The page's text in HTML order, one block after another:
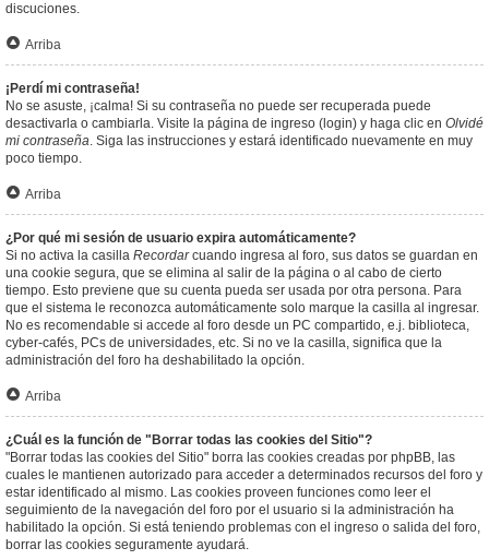
discuciones.
Arriba
¡Perdí mi contraseña!
No se asuste, ¡calma! Si su contraseña no puede ser recuperada puede
desactivarla o cambiarla. Visite la página de ingreso (login) y haga clic en Olvidé
mi contraseña. Siga las instrucciones y estará identificado nuevamente en muy
poco tiempo.
Arriba
¿Por qué mi sesión de usuario expira automáticamente?
Si no activa la casilla Recordarcuando ingresa al foro, sus datos se guardan en
una cookie segura, que se elimina al salir de la página o al cabo de cierto
tiempo. Esto previene que su cuenta pueda ser usada por otra persona. Para
que el sistema le reconozca automáticamente solo marque la casilla al ingresar.
No es recomendable si accede al foro desde un PC compartido, e.j. biblioteca,
cyber-cafés, PCs de universidades, etc. Si no ve la casilla, significa que la
administración del foro ha deshabilitado la opción.
Arriba
¿Cuál es la función de "Borrar todas las cookies del Sitio"?
"Borrar todas las cookies del Sitio" borra las cookies creadas por phpBB, las
cuales le mantienen autorizado para acceder a determinados recursos del foro y
estar identificado al mismo. Las cookies proveen funciones como leer el
seguimiento de la navegación del foro por el usuario si la administración ha
habilitado la opción. Si está teniendo problemas con el ingreso o salida del foro,
borrar las cookies seguramente ayudará.